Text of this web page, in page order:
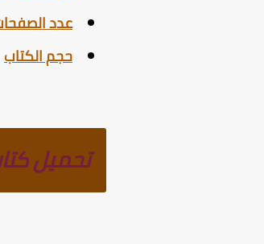
عدد
حجم الكتاب
تحميل